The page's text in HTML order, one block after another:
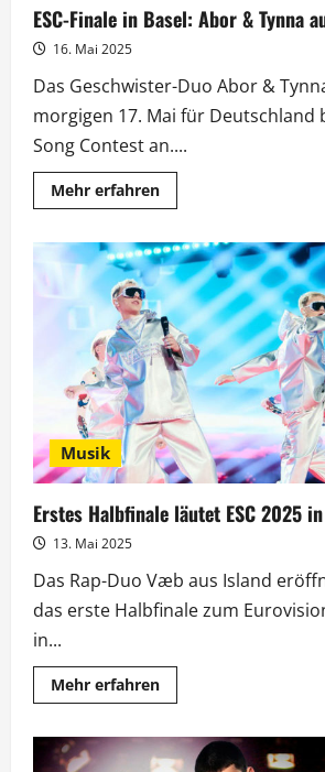
ESC-Finale in Basel: Abor & Tynna
16. Mai 2025
Das Geschwister-Duo Abor &
morgigen 17. Mai für Deutschland
Song Contest an....
Mehr erfahrenMehr
Informationen
Finale
in
Basel:
Abor
&
Tynna
auf
Startplatz
16
Musik
Erstes Halbfinale läutet ESC 2025
13. Mai 2025
Das Rap-Duo Væb aus Island
das erste Halbfinale zum
in...
Mehr erfahrenMehr
Informationen
Halbfinale
läutet